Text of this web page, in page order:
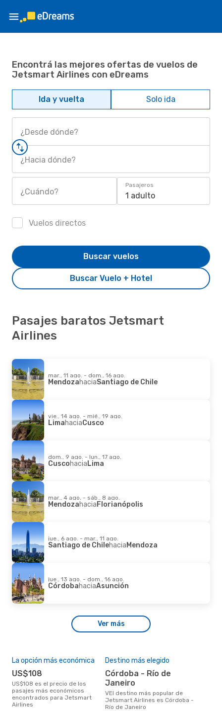
Encontrá las mejores ofertas de vuelos de
Jetsmart Airlines con eDreams
Ida y vuelta Solo ida
¿Desde dónde?
¿Hacia dónde?
¿Cuándo?
Pasajeros
1 adulto
Vuelos directos
Buscar Vuelo + Hotel
Buscar vuelos
Pasajes baratos Jetsmart
Airlines
mar., 11 ago. - dom., 16 ago.
MendozahaciaSantiago de Chile
vie., 14 ago. - mié., 19 ago.
LimahaciaCusco
dom., 9 ago. - lun., 17 ago.
CuscohaciaLima
mar., 4 ago. - sáb., 8 ago.
MendozahaciaFlorianópolis
jue., 6 ago. - mar., 11 ago.
Santiago de ChilehaciaMendoza
jue., 13 ago. - dom., 16 ago.
CórdobahaciaAsunción
Ver más
La opción más económica
US$108
US$108 es el precio de los
pasajes más económicos
encontrados para Jetsmart
Airlines
Destino más elegido
Córdoba - Río de
Janeiro
vEl destino más popular de
Jetsmart Airlines es Córdoba -
Río de Janeiro